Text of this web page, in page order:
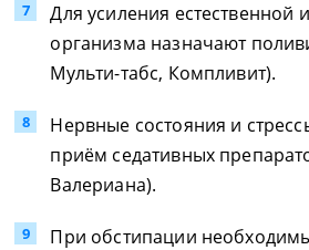
Для усиления
организма назначают
Мульти-табс, Компливит).
Нервные состояния и
приём седативных
Валериана).
При обстипации